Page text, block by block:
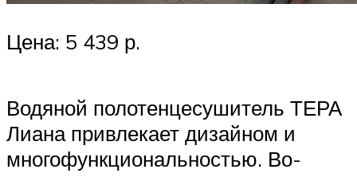
Цена: 5 439 р.
Водяной полотенцесушитель ТЕРА
Лиана привлекает дизайном и
многофункциональностью. Во-